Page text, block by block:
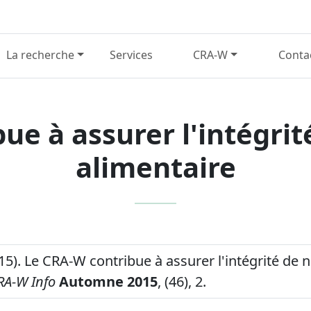
La recherche Services CRA-W
à assurer
alimentaire
Le CRA-W contribue à assurer l'intégrité de
W InfoAutomne 2015, (46), 2.